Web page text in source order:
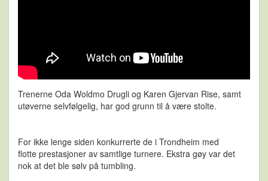
Trenerne Oda Woldmo Drugli og Karen Gjervan Rise, samt
utøverne selvfølgelig, har god grunn til å være stolte.
For ikke lenge siden konkurrerte de i Trondheim med
flotte prestasjoner av samtlige turnere. Ekstra gøy var det
nok at det ble sølv på tumbling.